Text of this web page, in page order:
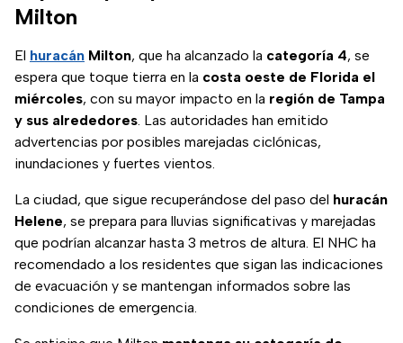
Milton
El huracán Milton, que ha alcanzado la categoría 4, se
espera que toque tierra en la costa oeste de Florida el
miércoles, con su mayor impacto en la región de Tampa
y sus alrededores. Las autoridades han emitido
advertencias por posibles marejadas ciclónicas,
inundaciones y fuertes vientos.
La ciudad, que sigue recuperándose del paso del huracán
Helene, se prepara para lluvias significativas y marejadas
que podrían alcanzar hasta 3 metros de altura. El NHC ha
recomendado a los residentes que sigan las indicaciones
de evacuación y se mantengan informados sobre las
condiciones de emergencia.